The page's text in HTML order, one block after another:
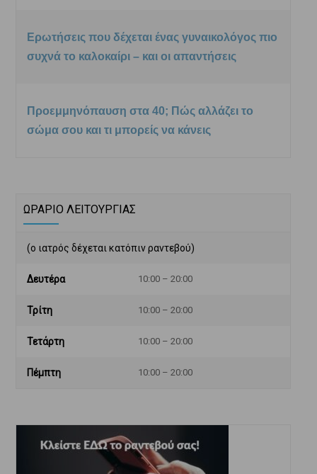
Ερωτήσεις που δέχεται ένας γυναικολόγος πιο
συχνά το καλοκαίρι – και οι απαντήσεις
Προεμμηνόπαυση στα 40; Πώς αλλάζει το
σώμα σου και τι μπορείς να κάνεις
ΩΡΑΡΙΟ ΛΕΙΤΟΥΡΓΙΑΣ
(ο ιατρός δέχεται κατόπιν ραντεβού)
Δευτέρα 10:00 – 20:00
Τρίτη 10:00 – 20:00
Τετάρτη 10:00 – 20:00
Πέμπτη 10:00 – 20:00